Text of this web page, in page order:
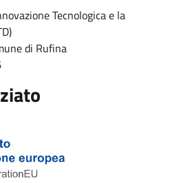
Tecnologica e la
di Rufina